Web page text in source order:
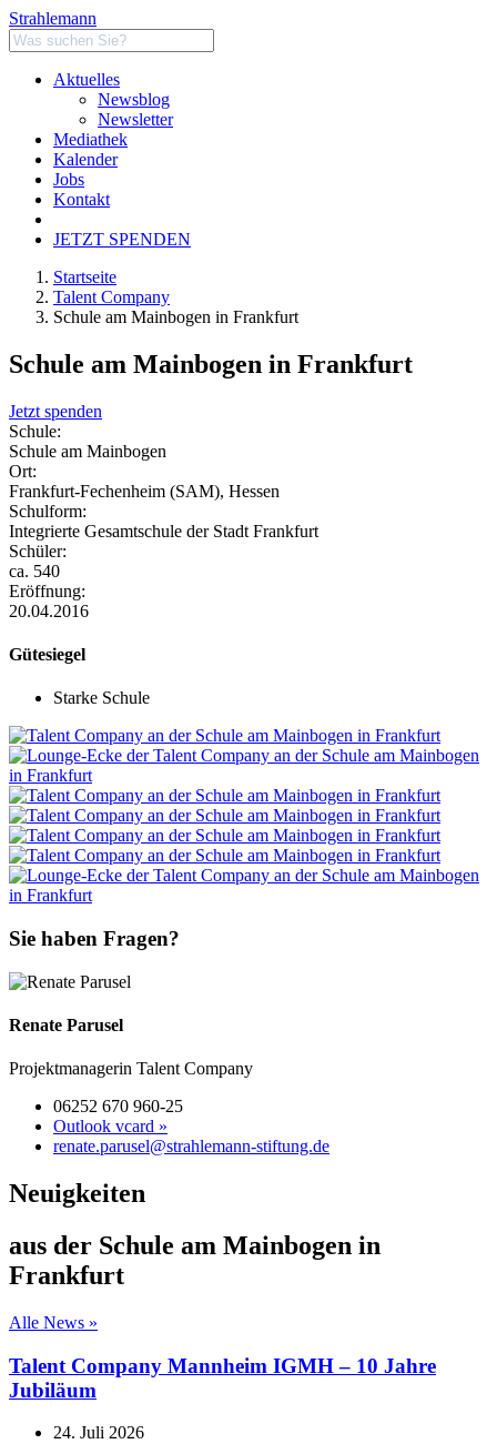
Strahlemann
Aktuelles
Newsblog
Newsletter
Mediathek
Kalender
Jobs
Kontakt
JETZT SPENDEN
Startseite
Talent Company
Schule am Mainbogen in Frankfurt
Schule am Mainbogen in Frankfurt
Jetzt spenden
Schule:
Schule am Mainbogen
Ort:
Frankfurt-Fechenheim (SAM), Hessen
Schulform:
Integrierte Gesamtschule der Stadt Frankfurt
Schüler:
ca. 540
Eröffnung:
20.04.2016
Gütesiegel
Starke Schule
Sie haben Fragen?
Renate Parusel
Projektmanagerin Talent Company
06252 670 960-25
Outlook vcard »
renate.parusel@strahlemann-stiftung.de
Neuigkeiten
aus der Schule am Mainbogen in
Frankfurt
Alle News »
Talent Company Mannheim IGMH – 10 Jahre
Jubiläum
24. Juli 2026